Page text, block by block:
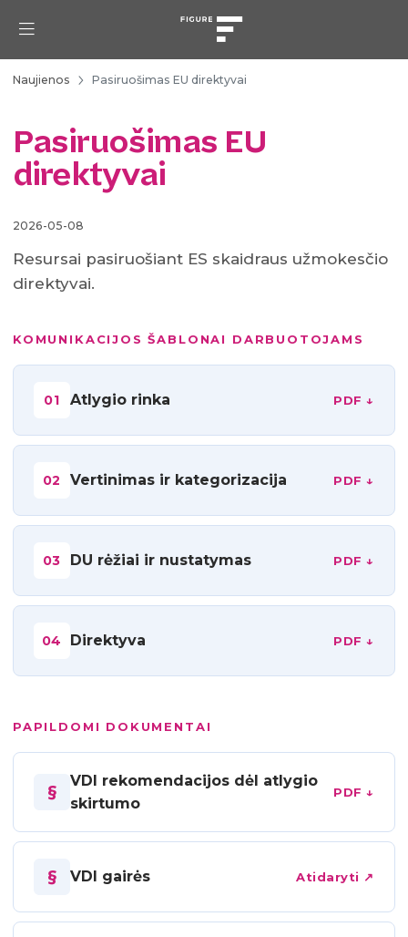
Naujienos Pasiruošimas EU direktyvai
Pasiruošimas EU
direktyvai
2026-05-08
Resursai pasiruošiant ES skaidraus užmokesčio
direktyvai.
KOMUNIKACIJOS ŠABLONAI DARBUOTOJAMS
01 Atlygio rinka PDF ↓
02 Vertinimas ir kategorizacija PDF ↓
03 DU rėžiai ir nustatymas PDF ↓
04 Direktyva PDF ↓
PAPILDOMI DOKUMENTAI
§
VDI rekomendacijos dėl atlygio
skirtumo
PDF ↓
§ VDI gairės Atidaryti ↗